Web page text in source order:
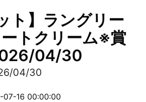
ト】ラングリー
トクリーム※賞
04/30
04/30
07-16 00:00:00